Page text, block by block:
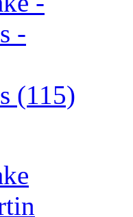
(115)